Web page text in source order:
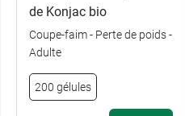
de Konjac bio
Coupe-faim - Perte de poids -
Adulte
200 gélules